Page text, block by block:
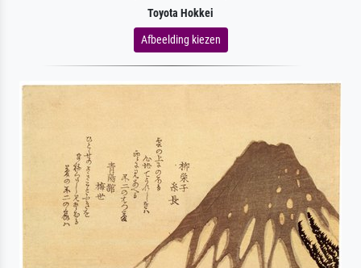
Toyota Hokkei
Afbeelding kiezen